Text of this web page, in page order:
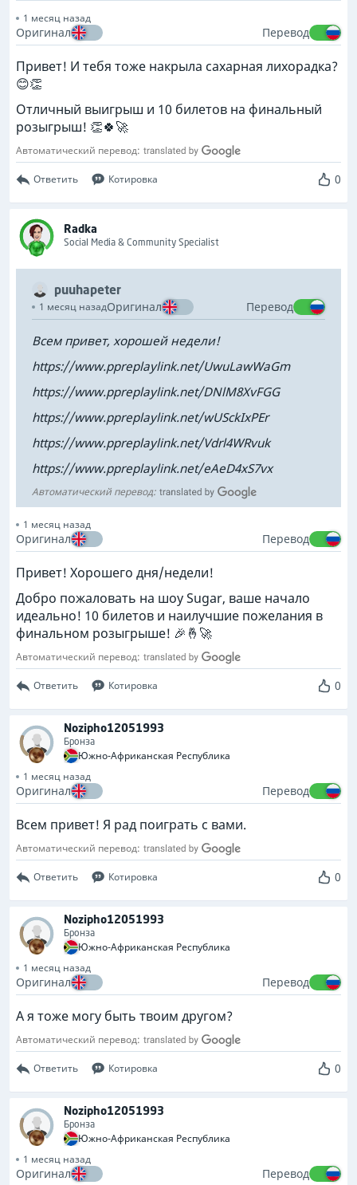
1 месяц назад
Оригинал Перевод
Привет! И тебя тоже накрыла сахарная лихорадка?
😊👏
Отличный выигрыш и 10 билетов на финальный
розыгрыш! 👏🍀🚀
Автоматический перевод:
Ответить Котировка 0
Radka
Social Media & Community Specialist
puuhapeter
1 месяц назадОригинал Перевод
Всем привет, хорошей недели!
https://www.ppreplaylink.net/UwuLawWaGm
https://www.ppreplaylink.net/DNlM8XvFGG
https://www.ppreplaylink.net/wUSckIxPEr
https://www.ppreplaylink.net/Vdrl4WRvuk
https://www.ppreplaylink.net/eAeD4xS7vx
Автоматический перевод:
1 месяц назад
Оригинал Перевод
Привет! Хорошего дня/недели!
Добро пожаловать на шоу Sugar, ваше начало
идеально! 10 билетов и наилучшие пожелания в
финальном розыгрыше! 🎉🤞🚀
Автоматический перевод:
Ответить Котировка 0
Nozipho12051993
Бронза
Южно-Африканская Республика
1 месяц назад
Оригинал Перевод
Всем привет! Я рад поиграть с вами.
Автоматический перевод:
Ответить Котировка 0
Nozipho12051993
Бронза
Южно-Африканская Республика
1 месяц назад
Оригинал Перевод
А я тоже могу быть твоим другом?
Автоматический перевод:
Ответить Котировка 0
Nozipho12051993
Бронза
Южно-Африканская Республика
1 месяц назад
Оригинал Перевод